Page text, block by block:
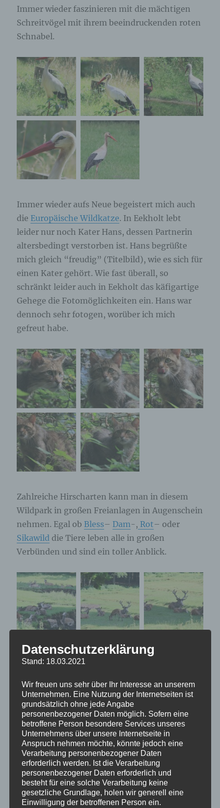
Immer wieder faszinieren mit die mächtigen
Schreitvögel mit ihrem beeindruckenden roten
Schnabel.
Immer wieder aufs Neue begeistert mich auch
die Europäische Wildkatze. In Eekholt lebt
leider nur noch Kater Hans, dessen Partnerin
altersbedingt verstorben ist. Hans begrüßte
mich gleich “freudig” (Titelbild), wie es sich für
einen Kater gehört. Wie fast überall, so
schränkt leider auch in Eekholt das käfigartige
Gehege die Fotomöglichkeiten ein. Hans war
dennoch sehr fotogen, worüber ich mich
gefreut habe.
Zahlreiche Hirscharten kann man in diesem
Wildpark in großen Freianlagen in Augenschein
nehmen. Egal ob Bless– Dam-, Rot– oder
Sikawild die Tiere leben alle in großen
Verbünden und sind ein toller Anblick.
Datenschutzerklärung
Stand: 18.03.2021
Wir freuen uns sehr über Ihr Interesse an unserem
Unternehmen. Eine Nutzung der Internetseiten ist
grundsätzlich ohne jede Angabe
personenbezogener Daten möglich. Sofern eine
betroffene Person besondere Services unseres
Unternehmens über unsere Internetseite in
Anspruch nehmen möchte, könnte jedoch eine
Verarbeitung personenbezogener Daten
erforderlich werden. Ist die Verarbeitung
personenbezogener Daten erforderlich und
besteht für eine solche Verarbeitung keine
gesetzliche Grundlage, holen wir generell eine
Einwilligung der betroffenen Person ein.